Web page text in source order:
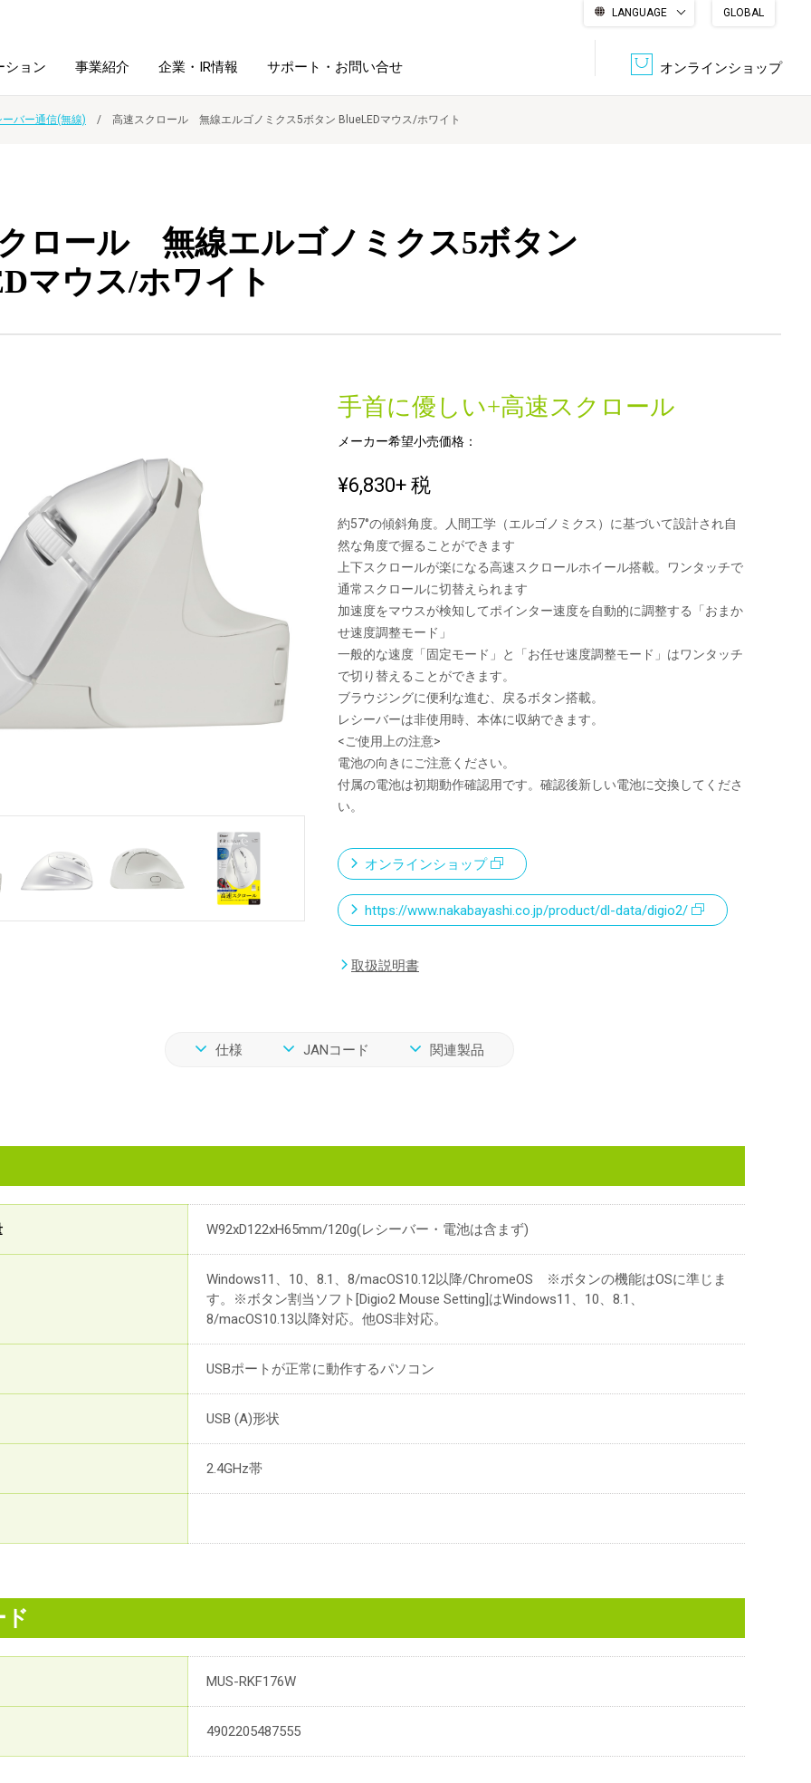
LANGUAGE
GLOBAL
オンラインショップ
製品
ファイル・
ホルダー用品
筆記具
デジタルカメラ関連
新製品一覧
ション
学校ソリューション DPS（データ・プリント・サービス）
総務＋クリエイティブ
事業紹介 企業・IR情報
認証一覧
採用情報
サポート・お問い合せ
ーバー通信(無線) 高速スクロール 無線エルゴノミクス5ボタン BlueLEDマウス/ホワイト
ロール 無線エルゴノミクス5ボタン
マウス/ホワイト
手首に優しい+高速スクロール
メーカー希望小売価格：
¥6,830+ 税
約57°の傾斜角度。人間工学（エルゴノミクス）に基づいて設計され自
然な角度で握ることができます
上下スクロールが楽になる高速スクロールホイール搭載。ワンタッチで
通常スクロールに切替えられます
加速度をマウスが検知してポインター速度を自動的に調整する「おまか
せ速度調整モード」
一般的な速度「固定モード」と「お任せ速度調整モード」はワンタッチ
で切り替えることができます。
ブラウジングに便利な進む、戻るボタン搭載。
レシーバーは非使用時、本体に収納できます。
<ご使用上の注意>
電池の向きにご注意ください。
付属の電池は初期動作確認用です。確認後新しい電池に交換してくださ
い。
オンラインショップ
https://www.nakabayashi.co.jp/product/dl-data/digio2/
取扱説明書
仕様 JANコード 関連製品
W92xD122xH65mm/120g(レシーバー・電池は含まず)
Windows11、10、8.1、8/macOS10.12以降/ChromeOS ※ボタンの機能はOSに準じま
す。※ボタン割当ソフト[Digio2 Mouse Setting]はWindows11、10、8.1、
8/macOS10.13以降対応。他OS非対応。
USBポートが正常に動作するパソコン
USB (A)形状
2.4GHz帯
MUS-RKF176W
4902205487555